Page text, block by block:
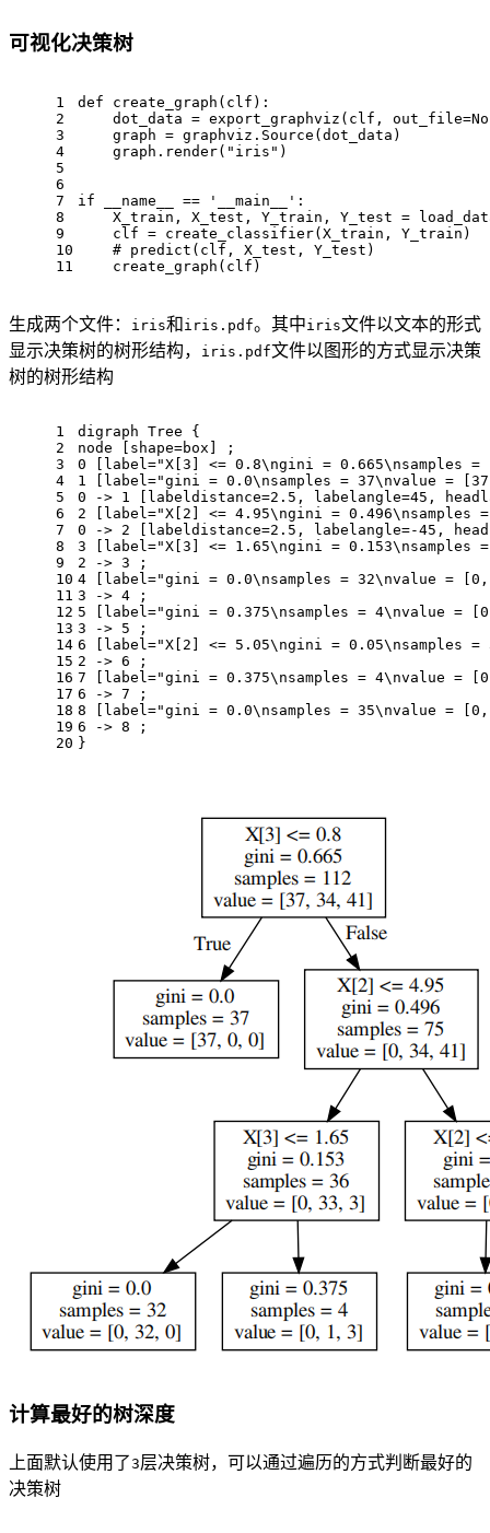
可视化决策树
1
2
3
4
5
6
7
8
9
10
11
def create_graph(clf):
dot_data = export_graphviz(clf,
    graph = graphviz.Source(dot_data)
    graph.render("iris")
if __name__ == '__main__':
X_train, X_test, Y_train, Y_test =
    clf = create_classifier(X_train, Y_train)
    # predict(clf, X_test, Y_test)
    create_graph(clf)
生成两个文件： iris和 iris.pdf。其中iris文件以文本的形式
显示决策树的树形结构，
iris.pdf文件以图形的方式显示决策
树的树形结构
1
2
3
4
5
6
7
8
9
10
11
12
13
14
15
16
17
18
19
20
digraph Tree {
node [shape=box] ;
0 [label="X[3] <= 0.8\ngini = 0.665\nsamples
1 [label="gini = 0.0\nsamples = 37\nvalue =
0 -> 1 [labeldistance=2.5, labelangle=45,
2 [label="X[2] <= 4.95\ngini =
0 -> 2 [labeldistance=2.5, labelangle=-45,
3 [label="X[3] <= 1.65\ngini =
2 -> 3 ;
4 [label="gini = 0.0\nsamples = 32\nvalue =
3 -> 4 ;
5 [label="gini = 0.375\nsamples = 4\nvalue
3 -> 5 ;
6 [label="X[2] <= 5.05\ngini = 0.05\nsamples
2 -> 6 ;
7 [label="gini = 0.375\nsamples = 4\nvalue
6 -> 7 ;
8 [label="gini = 0.0\nsamples = 35\nvalue =
6 -> 8 ;
}
计算最好的树深度
上面默认使用了3层决策树，可以通过遍历的方式判断最好的
决策树